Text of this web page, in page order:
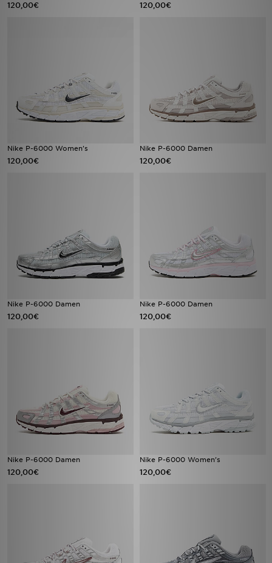
120,00€ 120,00€
Nike P-6000 Women's
120,00€
Nike P-6000 Damen
120,00€
Nike P-6000 Damen
120,00€
Nike P-6000 Damen
120,00€
Nike P-6000 Damen
120,00€
Nike P-6000 Women's
120,00€
Meine Nachrichten
Trending Styles